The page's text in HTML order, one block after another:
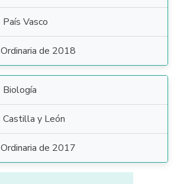
País Vasco
Ordinaria de 2018
Biología
Castilla y León
Ordinaria de 2017